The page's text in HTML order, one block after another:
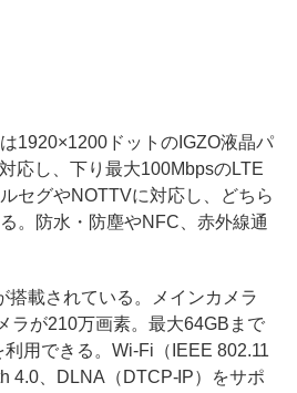
1920×1200ドットのIGZO液晶パ
応し、下り最大100MbpsのLTE
セグやNOTTVに対応し、どちら
。防水・防塵やNFC、赤外線通
載されている。メインカメラ
ラが210万画素。最大64GBまで
用できる。Wi-Fi（IEEE 802.11
4.0、DLNA（DTCP-IP）をサポ